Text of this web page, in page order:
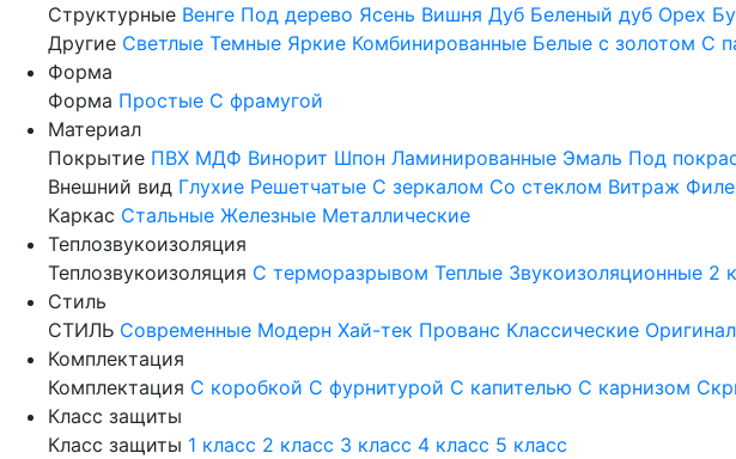
Структурные Венге Под дерево Ясень Вишня Дуб Беленый дуб Орех
Другие Светлые Темные Яркие Комбинированные Белые с золотом С
Форма
Форма Простые С фрамугой
Материал
Покрытие ПВХ МДФ Винорит Шпон Ламинированные Эмаль Под
Внешний вид Глухие Решетчатые С зеркалом Со стеклом Витраж
Каркас Стальные Железные Металлические
Теплозвукоизоляция
Теплозвукоизоляция С терморазрывом Теплые Звукоизоляционные 2
Стиль
СТИЛЬ Современные Модерн Хай-тек Прованс Классические
Комплектация
Комплектация С коробкой С фурнитурой С капителью С карнизом
Класс защиты
Класс защиты 1 класс 2 класс 3 класс 4 класс 5 класс